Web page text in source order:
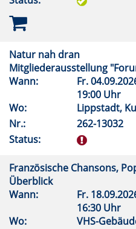
Natur nah dran
Mitgliederausstellung
Wann:
Fr.
19:00 Uhr
Wo:
Lippstadt,
Nr.:
262-13032
Status:
Französische Chansons,
Überblick
Wann:
Fr.
16:30 Uhr
Wo:
VHS-